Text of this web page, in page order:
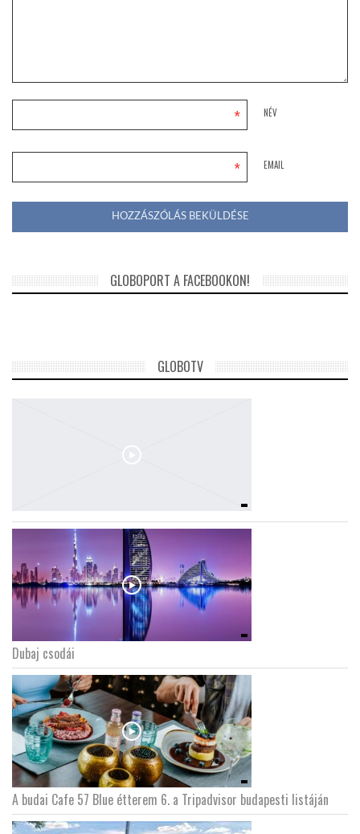
NÉV
*
EMAIL
*
GLOBOPORT A FACEBOOKON!
GLOBOTV
Dubaj csodái
A budai Cafe 57 Blue étterem 6. a Tripadvisor budapesti listáján